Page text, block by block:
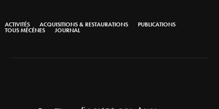
ACTIVITÉS ACQUISITIONS & RESTAURATIONS PUBLICATIONS
TOUS MÉCÉNES JOURNAL